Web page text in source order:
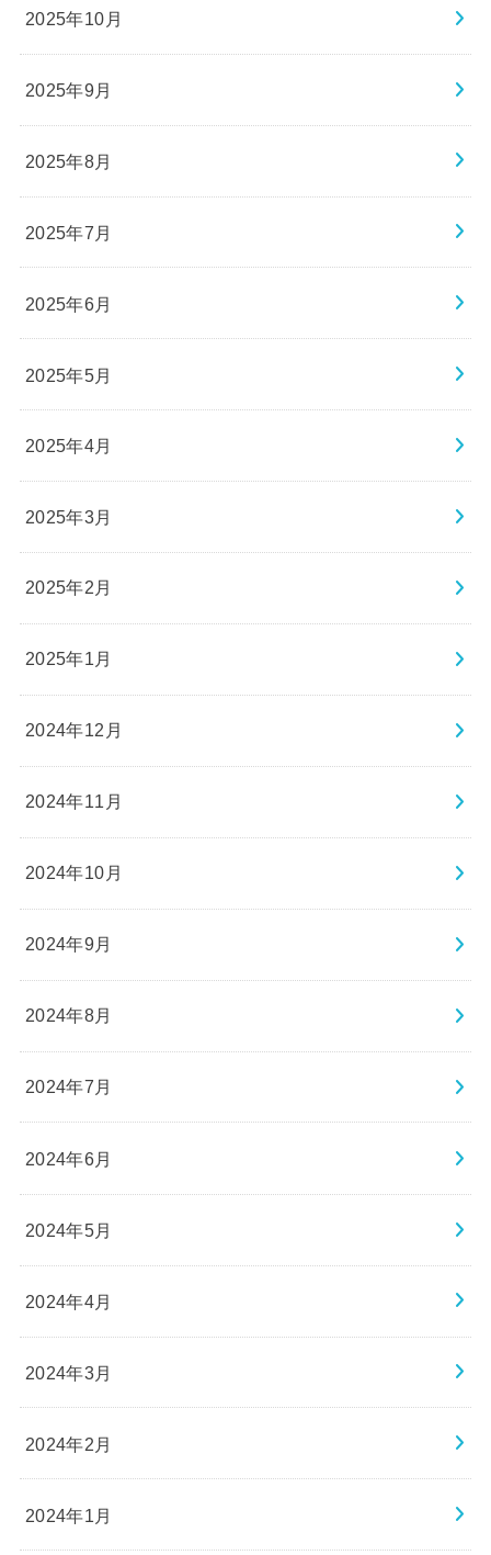
2025年10月
2025年9月
2025年8月
2025年7月
2025年6月
2025年5月
2025年4月
2025年3月
2025年2月
2025年1月
2024年12月
2024年11月
2024年10月
2024年9月
2024年8月
2024年7月
2024年6月
2024年5月
2024年4月
2024年3月
2024年2月
2024年1月